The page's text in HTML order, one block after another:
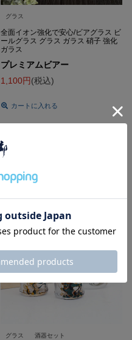
グラス
全面イオン強化で安心/ビアグラス ビ
ールグラス グラス ガラス 硝子 強化
ガラス
プレミアムビアー
1,100
税込
カートに入れる
グラス 酒器セット